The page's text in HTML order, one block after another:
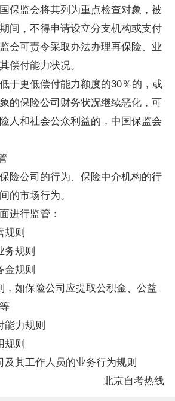
保监会将其列为重点检查对象，被
间，不得申请设立分支机构或支付
会可责令采取办法办理再保险、业
偿付能力状况。
更低偿付能力额度的30％的，或
的保险公司财务状况继续恶化，可
人和社会公众利益的，中国保监会
公司的行为、保险中介机构的行
的市场行为。
行监管：
则
规则
规则
如保险公司应提取公积金、公益
力规则
则
其工作人员的业务行为规则
北京自考热线